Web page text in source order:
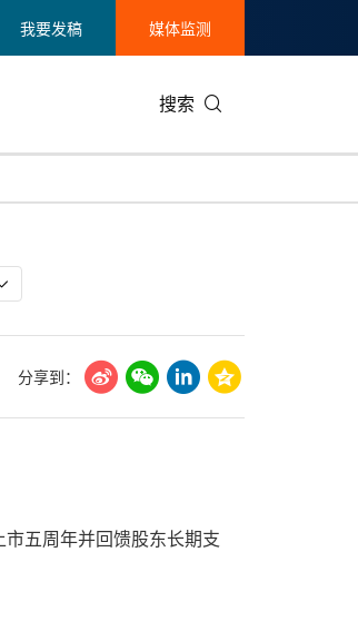
我要发稿 媒体监测
搜索
和
国临床肿瘤学会(ASCO)
时尚与艺术
坡
分享到：
五周年并回馈股东长期支